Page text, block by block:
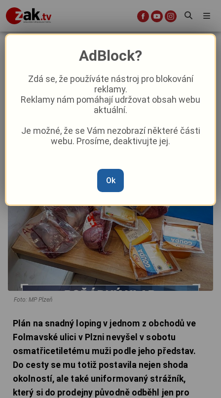
Ve špatnou chvíli na špatném
místě? Pro zloděje ve Folmavské
ulici to platilo stoprocentně
Aktuality Krimi
Marie Osvaldová –5. 6.|09:38
Foto: MP Plzeň
Plán na snadný loping v jednom z obchodů ve
Folmavské ulici v Plzni nevyšel v sobotu
osmatřicetiletému muži podle jeho představ.
Do cesty se mu totiž postavila nejen shoda
okolností, ale také uniformovaný strážník,
který si do prodejny původně odběhl jen pro
AdBlock?
Zdá se, že používáte nástroj pro blokování
reklamy.
Reklamy nám pomáhají udržovat obsah webu
aktuální.
Je možné, že se Vám nezobrazí některé části
webu. Prosíme, deaktivujte jej.
Ok